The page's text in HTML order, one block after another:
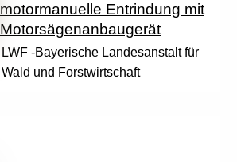
motormanuelle Entrindung mit
Motorsägenanbaugerät
LWF -Bayerische Landesanstalt für
Wald und Forstwirtschaft